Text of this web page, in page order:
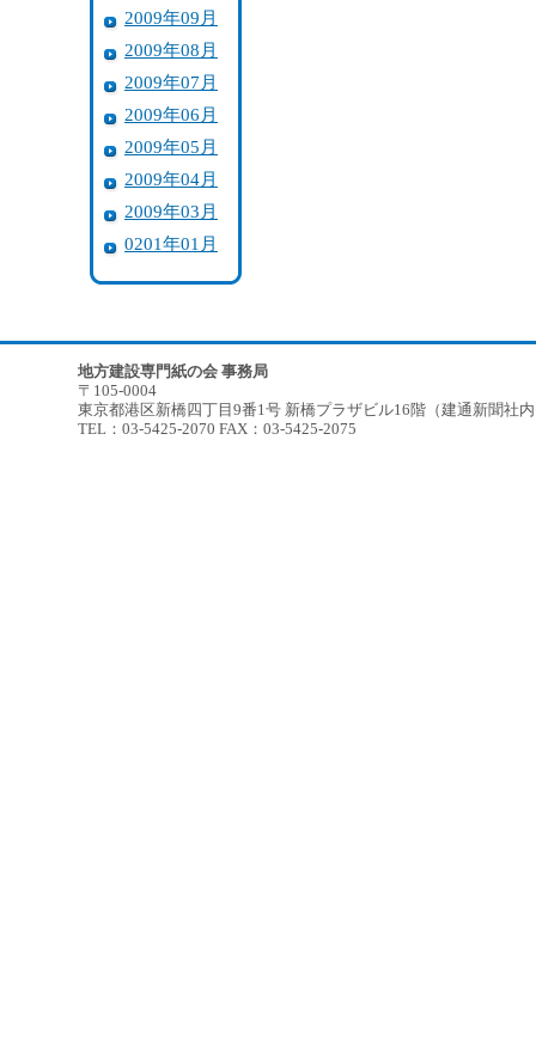
2009年09月
2009年08月
2009年07月
2009年06月
2009年05月
2009年04月
2009年03月
0201年01月
地方建設専門紙の会 事務局
〒105-0004
東京都港区新橋四丁目9番1号 新橋プラザビル16階（建通新聞社
TEL：03-5425-2070 FAX：03-5425-2075